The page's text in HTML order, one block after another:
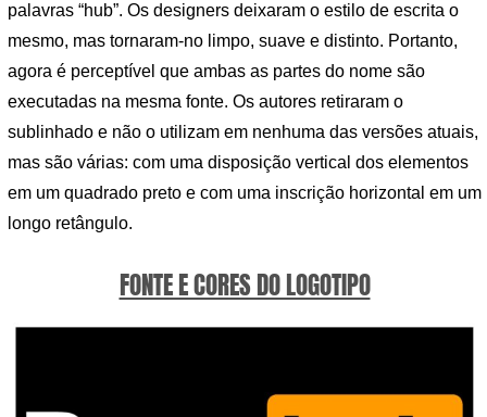
palavras “hub”. Os designers deixaram o estilo de escrita o
mesmo, mas tornaram-no limpo, suave e distinto. Portanto,
agora é perceptível que ambas as partes do nome são
executadas na mesma fonte. Os autores retiraram o
sublinhado e não o utilizam em nenhuma das versões atuais,
mas são várias: com uma disposição vertical dos elementos
em um quadrado preto e com uma inscrição horizontal em um
longo retângulo.
FONTE E CORES DO LOGOTIPO